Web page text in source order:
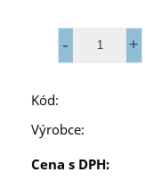
Kód:
Výrobce:
Cena s DPH: